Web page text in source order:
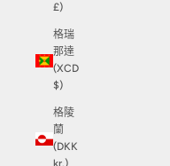
£)
格瑞
那達
(XCD
$)
格陵
蘭
(DKK
kr.)